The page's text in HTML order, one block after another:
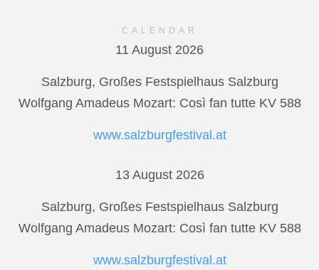
CALENDAR
11 August 2026
Salzburg, Großes Festspielhaus Salzburg
Wolfgang Amadeus Mozart: Così fan tutte KV 588
www.salzburgfestival.at
13 August 2026
Salzburg, Großes Festspielhaus Salzburg
Wolfgang Amadeus Mozart: Così fan tutte KV 588
www.salzburgfestival.at